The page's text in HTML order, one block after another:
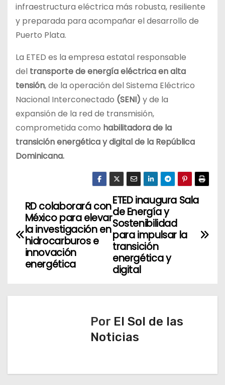
infraestructura eléctrica más robusta, resiliente
y preparada para acompañar el desarrollo de
Puerto Plata.
La ETED es la empresa estatal responsable
del transporte de energía eléctrica en alta
tensión, de la operación del Sistema Eléctrico
Nacional Interconectado (SENI) y de la
expansión de la red de transmisión,
comprometida como habilitadora de la
transición energética y digital de la República
Dominicana.
N
a
ó
ETED inaugura Sala
de Energía y
Sostenibilidad
para impulsar la
transición
energética y
digital
RD colaborará con
México para elevar
la investigación en
hidrocarburos e
innovación
energética
Por El Sol de las
Noticias